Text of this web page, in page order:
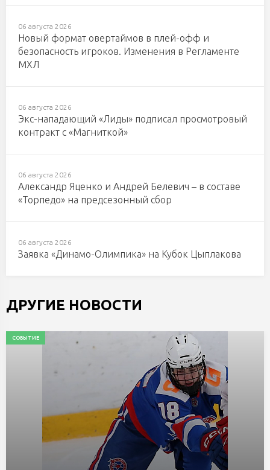
06 августа 2026
Новый формат овертаймов в плей-офф и
безопасность игроков. Изменения в Регламенте
МХЛ
06 августа 2026
Экс-нападающий «Лиды» подписал просмотровый
контракт с «Магниткой»
06 августа 2026
Александр Яценко и Андрей Белевич – в составе
«Торпедо» на предсезонный сбор
06 августа 2026
Заявка «Динамо-Олимпика» на Кубок Цыплакова
ДРУГИЕ НОВОСТИ
СОБЫТИЕ